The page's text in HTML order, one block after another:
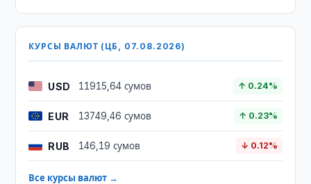
КУРСЫ ВАЛЮТ (ЦБ, 07.08.2026)
USD 11915,64 сумов ↑ 0.24%
EUR 13749,46 сумов ↑ 0.23%
RUB 146,19 сумов ↓ 0.12%
Все курсы валют →